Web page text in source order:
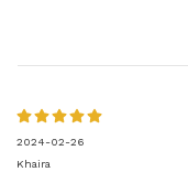
2024-02-26
Khaira